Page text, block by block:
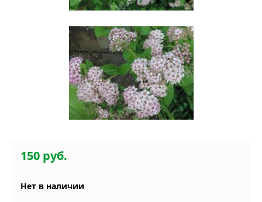
150 руб.
Нет в наличии